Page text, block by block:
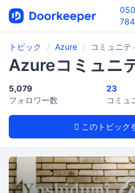
トピック Azure コミュニテ
Azureコミュニ
このトピック
5,079
フォロワー数
23
コミュ